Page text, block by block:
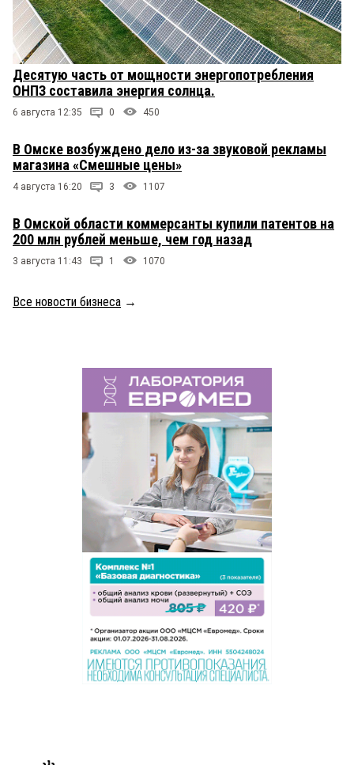
Десятую часть от мощности энергопотребления
ОНПЗ составила энергия солнца.
6 августа 12:35 0 450
В Омске возбуждено дело из-за звуковой рекламы
магазина «Смешные цены»
4 августа 16:20 3 1107
В Омской области коммерсанты купили патентов на
200 млн рублей меньше, чем год назад
3 августа 11:43 1 1070
Все новости бизнеса →